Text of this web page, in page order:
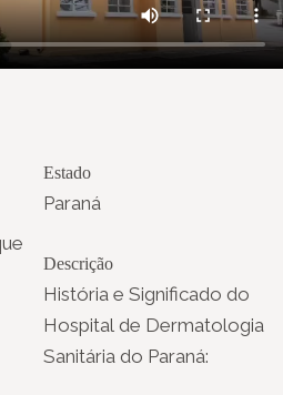
Estado
Paraná
Descrição
História e Significado do
Hospital de Dermatologia
Sanitária do Paraná: